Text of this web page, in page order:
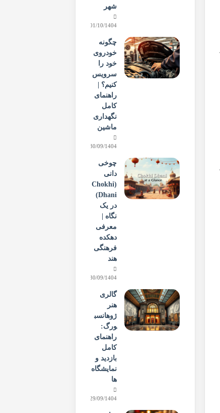
شهر
01/10/1404
چگونه
خودروی
خود را
سرویس
کنیم؟ |
راهنمای
کامل
نگهداری
ماشین
30/09/1404
چوخی
دانی
(Chokhi
Dhani)
در یک
نگاه |
معرفی
دهکده
فرهنگی
هند
30/09/1404
گالری
هنر
ژوهانسب
ورگ:
راهنمای
کامل
بازدید و
نمایشگاه‌
ها
29/09/1404